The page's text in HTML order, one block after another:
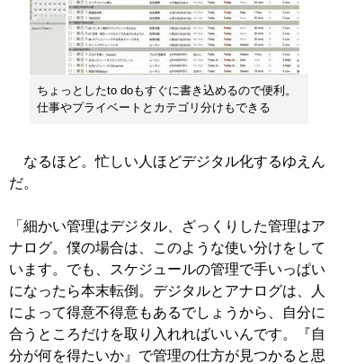
ちょっとしたto doもすぐに書き込めるので便利。
仕事やプライベートとカテゴリ分けもできる
なるほど。忙しい人ほどデジタル化するゆえん
だ。
「細かい管理はデジタル、ざっくりした管理はア
ナログ。僕の場合は、このような使い分けをして
います。でも、スケジュールの管理で手いっぱい
になったら本末転倒。デジタルとアナログは、人
によって得意不得意もあるでしょうから、自分に
合うところだけを取り入れればいいんです。『自
分が何を得たいか』で管理の仕方が見つかると思